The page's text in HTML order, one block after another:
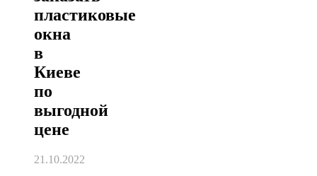
пластиковые
окна
в
Киеве
по
выгодной
цене
21.10.2022